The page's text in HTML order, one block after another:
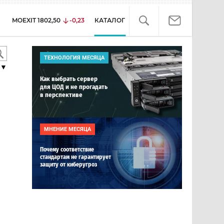
MOEXIT 1802,50 -0,23 КАТАЛОГ
ТЕХНОЛОГИЯ МЕСЯЦА
Как выбрать сервер
для ЦОД и не прогадать
в перспективе
МНЕНИЕ МЕСЯЦА
Почему соответствие
стандартам не гарантирует
защиту от киберугроз